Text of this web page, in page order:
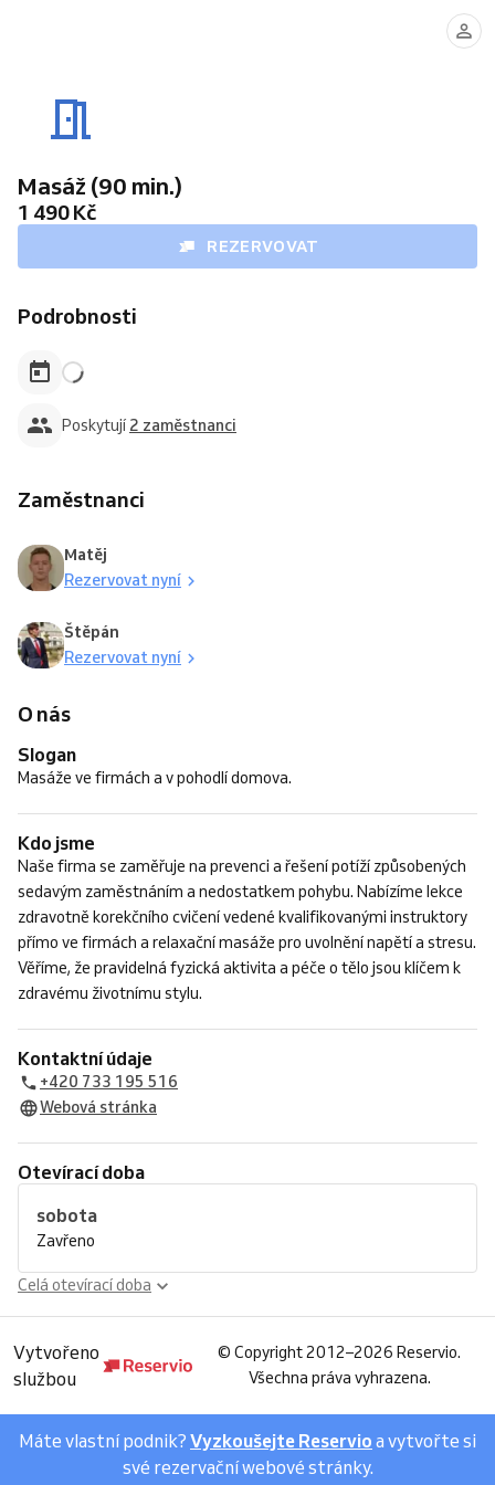
Masáž (90 min.)
1 490 Kč
REZERVOVAT
Podrobnosti
Poskytují 2 zaměstnanci
Zaměstnanci
Matěj
Rezervovat nyní
Štěpán
Rezervovat nyní
O nás
Slogan
Masáže ve firmách a v pohodlí domova.
Kdo jsme
Naše firma se zaměřuje na prevenci a řešení potíží způsobených
sedavým zaměstnáním a nedostatkem pohybu. Nabízíme lekce
zdravotně korekčního cvičení vedené kvalifikovanými instruktory
přímo ve firmách a relaxační masáže pro uvolnění napětí a stresu.
Věříme, že pravidelná fyzická aktivita a péče o tělo jsou klíčem k
zdravému životnímu stylu.
Kontaktní údaje
+420 733 195 516
Webová stránka
Otevírací doba
sobota
Zavřeno
Celá otevírací doba
Vytvořeno
službou
© Copyright 2012–2026 Reservio.
Všechna práva vyhrazena.
Máte vlastní podnik? Vyzkoušejte Reservio a vytvořte si
své rezervační webové stránky.